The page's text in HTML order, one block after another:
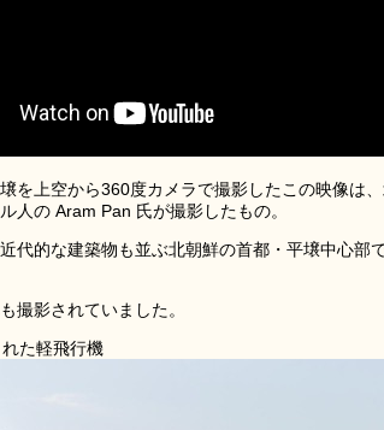
を上空から360度カメラで撮影したこの映像は
人の Aram Pan 氏が撮影したもの。
代的な建築物も並ぶ北朝鮮の首都・平壌中心部
撮影されていました。
た軽飛行機